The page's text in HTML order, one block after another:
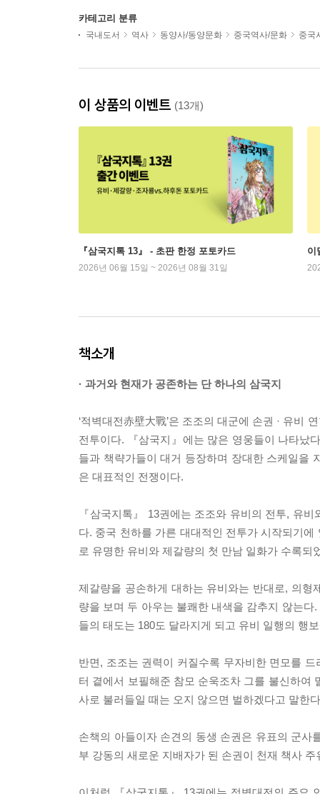
카테고리 분류
국내도서 역사 동양사/동양문화 중국역사/문화 중국
이 상품의 이벤트 (13개)
『삼국지톡 13』 - 초판 한정 포토카드
2026년 06월 15일 ~ 2026년 08월 31일
이
책소개
· 과거와 현재가 공존하는 단 하나의 삼국지
‘적벽대전赤壁大戰’은 조조의 대군에 손권 · 유비
전투이다. 『삼국지』에는 많은 영웅들이 나타났
들과 책략가들이 대거 등장하며 장대한 스케일을
은 대표적인 전쟁이다.
『삼국지톡』 13권에는 조조와 유비의 전투, 유
다. 중국 천하를 가른 대대적인 전투가 시작되기에
로 유명한 유비와 제갈량의 첫 만남 일화가 수록되
제갈량을 공손하게 대하는 유비와는 반대로, 의
량을 보며 두 아우는 불쾌한 내색을 감추지 않는
들의 태도는 180도 달라지게 되고 유비 일행의 행
반면, 조조는 권력이 커질수록 무자비한 면모를
터 곁에서 보필해준 참모 순욱조차 그를 불신하여
사로 불러들일 때는 오지 않으면 벌하겠다고 말한
손책의 아들이자 손견의 동생 손권은 유표의 군
부 강동의 새로운 지배자가 된 손권이 천재 책사